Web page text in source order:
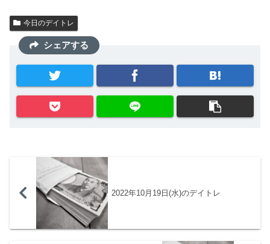
今日のデイトレ
シェアする
2022年10月19日(水)のデイトレ